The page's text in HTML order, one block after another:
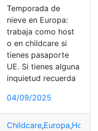
Temporada de
nieve en Europa:
trabaja como host
o en childcare si
tienes pasaporte
UE. Si tienes alguna
inquietud recuerda
04/09/2025
Childcare,Europa,